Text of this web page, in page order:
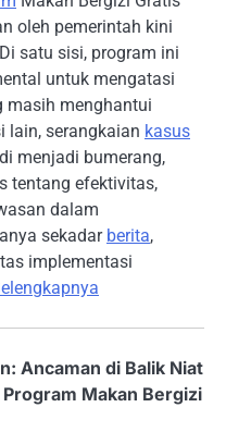
oleh pemerintah kini
satu sisi, program ini
untuk mengatasi
masih menghantui
lain, serangkaian kasus
menjadi bumerang,
tentang efektivitas,
dalam
sekadar berita,
implementasi
Ancaman di Balik Niat
Makan Bergizi